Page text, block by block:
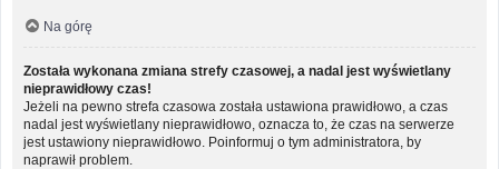
Na górę
Została wykonana zmiana strefy czasowej, a nadal jest wyświetlany
nieprawidłowy czas!
Jeżeli na pewno strefa czasowa została ustawiona prawidłowo, a czas
nadal jest wyświetlany nieprawidłowo, oznacza to, że czas na serwerze
jest ustawiony nieprawidłowo. Poinformuj o tym administratora, by
naprawił problem.